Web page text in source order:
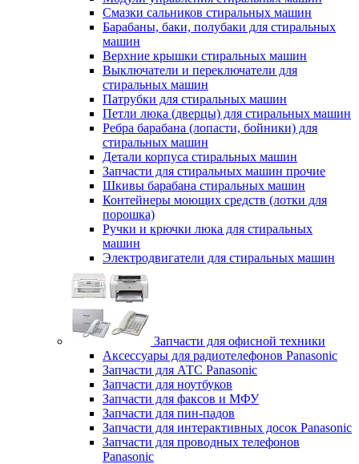
Смазки сальников стиральных машин
Барабаны, баки, полубаки для стиральных
машин
Верхние крышки стиральных машин
Выключатели и переключатели для
стиральных машин
Патрубки для стиральных машин
Петли люка (дверцы) для стиральных машин
Ребра барабана (лопасти, бойники) для
стиральных машин
Детали корпуса стиральных машин
Запчасти для стиральных машин прочие
Шкивы барабана стиральных машин
Контейнеры моющих средств (лотки для
порошка)
Ручки и крючки люка для стиральных
машин
Электродвигатели для стиральных машин
Запчасти для офисной техники
Аксессуары для радиотелефонов Panasonic
Запчасти для АТС Panasonic
Запчасти для ноутбуков
Запчасти для факсов и МФУ
Запчасти для пин-падов
Запчасти для интерактивных досок Panasonic
Запчасти для проводных телефонов
Panasonic